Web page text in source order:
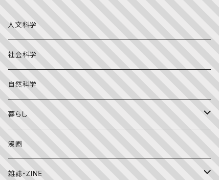
こどものとも0.1.2
こどものとも年少版
その他の月刊誌
おはなしプーカ
チャイルドブックアップル（2・3歳～）
日本の絵本
外国の絵本
昔話・民話
日本の昔話・民話
外国の昔話・民話
おばけ・妖怪・こわい絵本
のりもの絵本
日本文学
詩・短歌・俳句・ことば
評論
エッセイ・日記
海外文学
人文科学
社会科学
自然科学
暮らし
食・料理
住まい・インテリア
漫画
雑誌・ZINE